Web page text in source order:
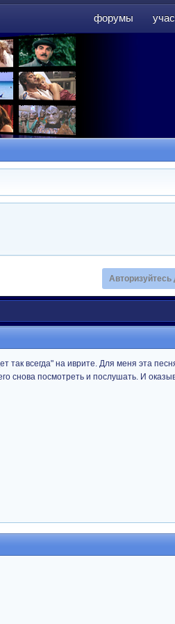
форумы
Авторизуйтесь
так всегда" на иврите. Для меня эта
снова посмотреть и послушать. И